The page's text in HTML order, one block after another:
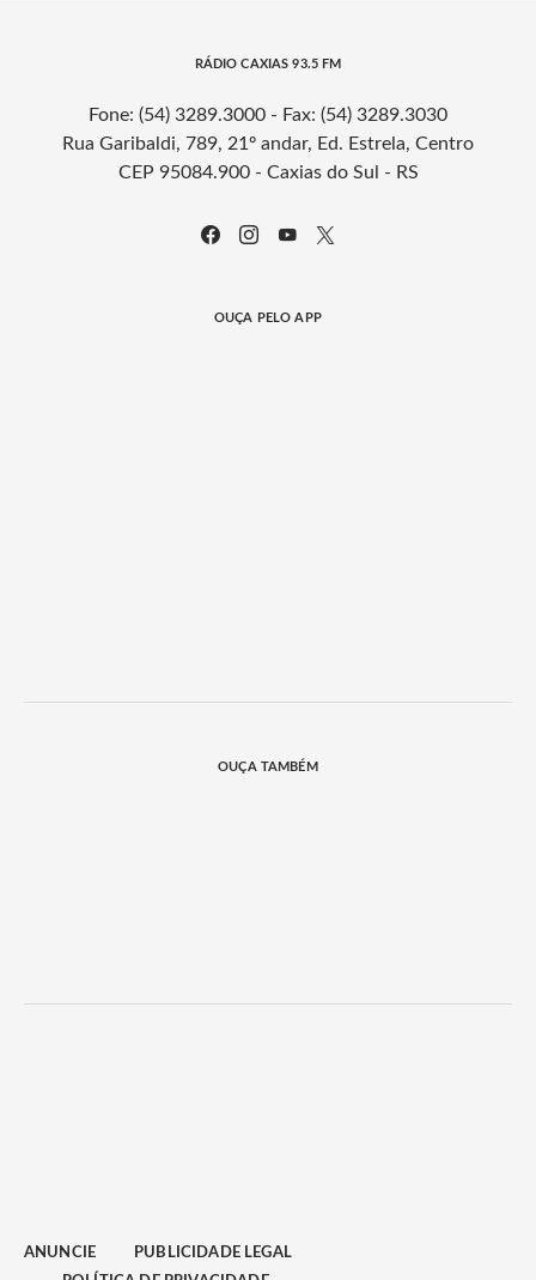
RÁDIO CAXIAS 93.5 FM
Fone: (54) 3289.3000 - Fax: (54) 3289.3030
Rua Garibaldi, 789, 21º andar, Ed. Estrela, Centro
CEP 95084.900 - Caxias do Sul - RS
OUÇA PELO APP
OUÇA TAMBÉM
ANUNCIE
PUBLICIDADE LEGAL